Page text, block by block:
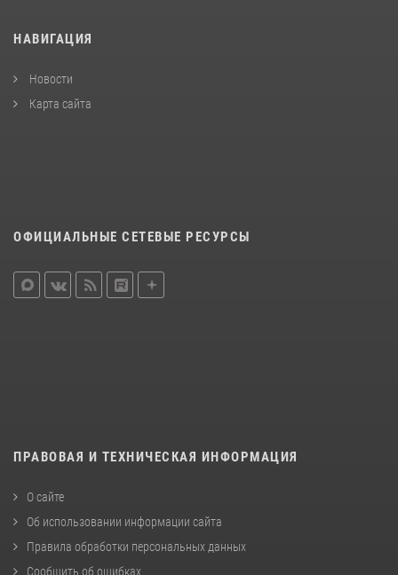
НАВИГАЦИЯ
Новости
Карта сайта
ОФИЦИАЛЬНЫЕ СЕТЕВЫЕ РЕСУРСЫ
ПРАВОВАЯ И ТЕХНИЧЕСКАЯ ИНФОРМАЦИЯ
О сайте
Об использовании информации сайта
Правила обработки персональных данных
Сообщить об ошибках